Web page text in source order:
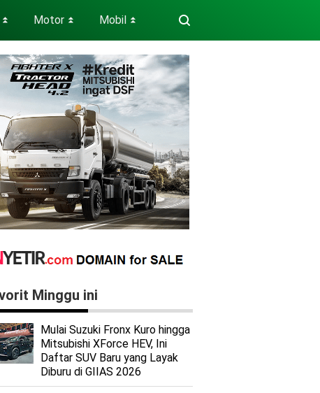
⏬ Motor ⏬ Mobil ⏬
Minggu ini
Mulai Suzuki Fronx Kuro hingga
Mitsubishi XForce HEV, Ini
Daftar SUV Baru yang Layak
Diburu di GIIAS 2026